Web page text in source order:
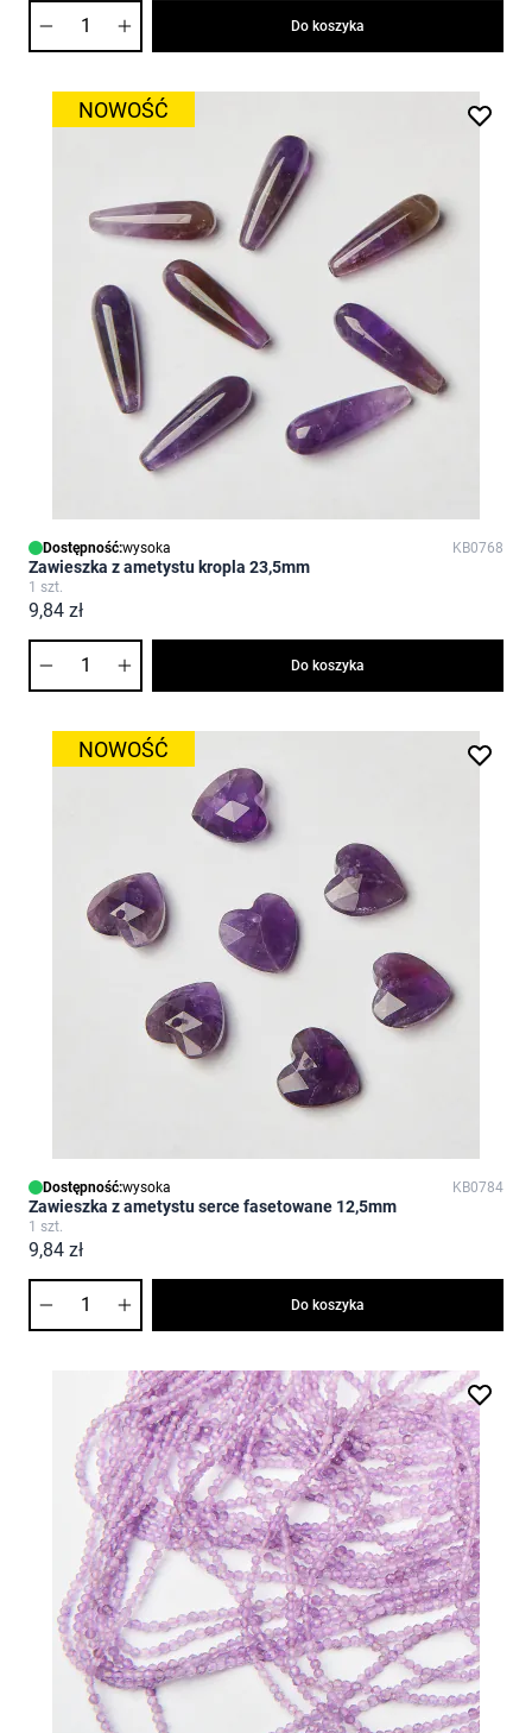
Do koszyka
NOWOŚĆ
Dostępność:wysoka KB0768
Zawieszka z ametystu kropla 23,5mm
1 szt.
9,84 zł
Do koszyka
NOWOŚĆ
Dostępność:wysoka KB0784
Zawieszka z ametystu serce fasetowane 12,5mm
1 szt.
9,84 zł
Do koszyka